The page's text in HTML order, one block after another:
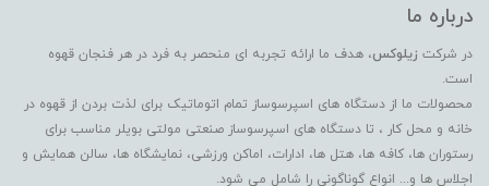
درباره ما
در شرکت زیلوکس، هدف ما ارائه تجربه ای منحصر به فرد در هر فنجان قهوه
است.
محصولات ما از دستگاه های اسپرسوساز تمام اتوماتیک برای لذت بردن از قهوه در
خانه و محل کار ، تا دستگاه های اسپرسوساز صنعتی مولتی بویلر مناسب برای
رستوران ها، کافه ها، هتل ها، ادارات، اماکن ورزشی، نمایشگاه ها، سالن همایش و
اجلاس ها و... انواع گوناگونی را شامل می شود.